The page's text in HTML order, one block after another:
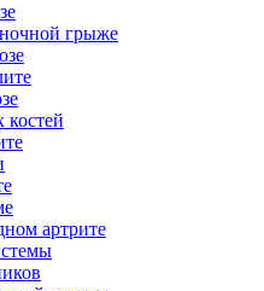
грыже
костей
артрите